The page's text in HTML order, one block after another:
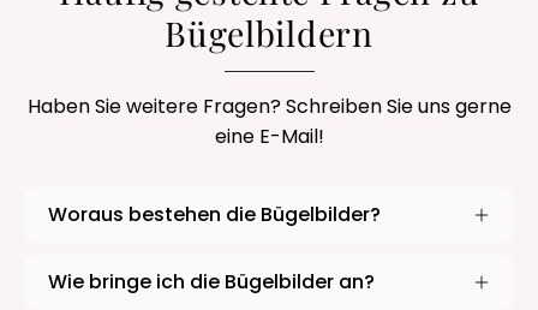
Bügelbildern
Haben Sie weitere Fragen? Schreiben Sie uns gerne
eine E-Mail!
Woraus bestehen die Bügelbilder?
Wie bringe ich die Bügelbilder an?